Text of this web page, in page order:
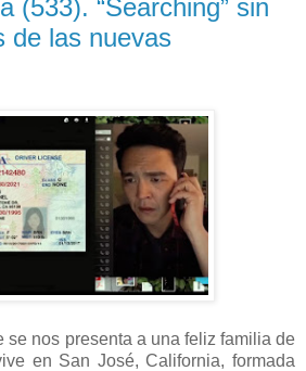
(533). “Searching” sin
de las nuevas
se nos presenta a una feliz familia de
en San José, California, formada